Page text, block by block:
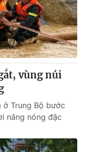
vùng núi
Trung Bộ bước
nắng nóng đặc